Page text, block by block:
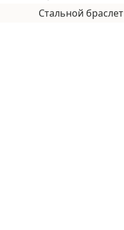
Стальной браслет